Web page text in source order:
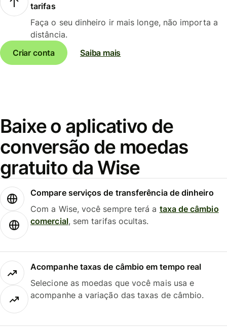
tarifas
Faça o seu dinheiro ir mais longe, não importa a
distância.
Criar conta
Saiba mais
Baixe o aplicativo de
conversão de moedas
gratuito da Wise
Compare serviços de transferência de dinheiro
Com a Wise, você sempre terá a taxa de câmbio
comercial, sem tarifas ocultas.
Acompanhe taxas de câmbio em tempo real
Selecione as moedas que você mais usa e
acompanhe a variação das taxas de câmbio.